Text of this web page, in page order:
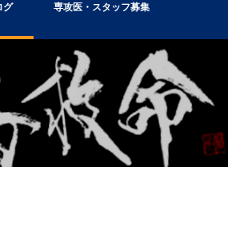
グ 専攻医・スタッフ募集